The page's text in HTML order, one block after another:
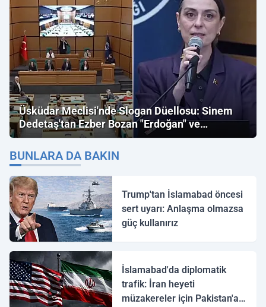
Üsküdar Meclisi'nde Slogan Düellosu: Sinem
Dedetaş'tan Ezber Bozan "Erdoğan" ve
"İmamoğlu" Çıkışı!
BUNLARA DA BAKIN
Trump'tan İslamabad öncesi
sert uyarı: Anlaşma olmazsa
güç kullanırız
İslamabad'da diplomatik
trafik: İran heyeti
müzakereler için Pakistan'a